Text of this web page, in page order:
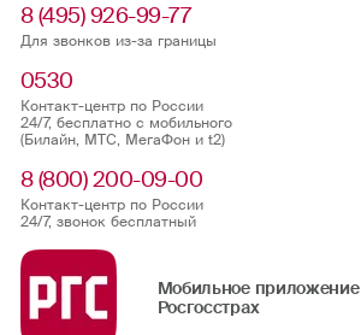
8 (495) 926-99-77
Для звонков из-за границы
0530
Контакт-центр по России
24/7, бесплатно с мобильного
(Билайн, МТС, МегаФон и t2)
8 (800) 200-09-00
Контакт-центр по России
24/7, звонок бесплатный
Мобильное приложение
Росгосстрах